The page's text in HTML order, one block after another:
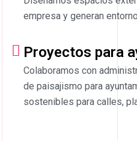
empresa y generan
Proyectos para
Colaboramos con
de paisajismo para
sostenibles para calles,